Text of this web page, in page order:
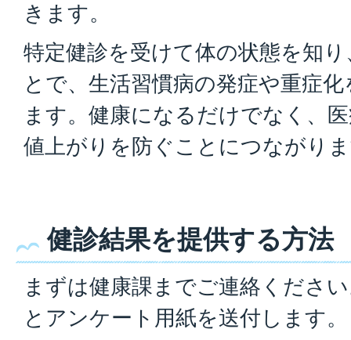
きます。
特定健診を受けて体の状態を知
とで、生活習慣病の発症や重症
ます。健康になるだけでなく、
値上がりを防ぐことにつながり
健診結果を提供する方法
まずは健康課までご連絡くださ
とアンケート用紙を送付します。